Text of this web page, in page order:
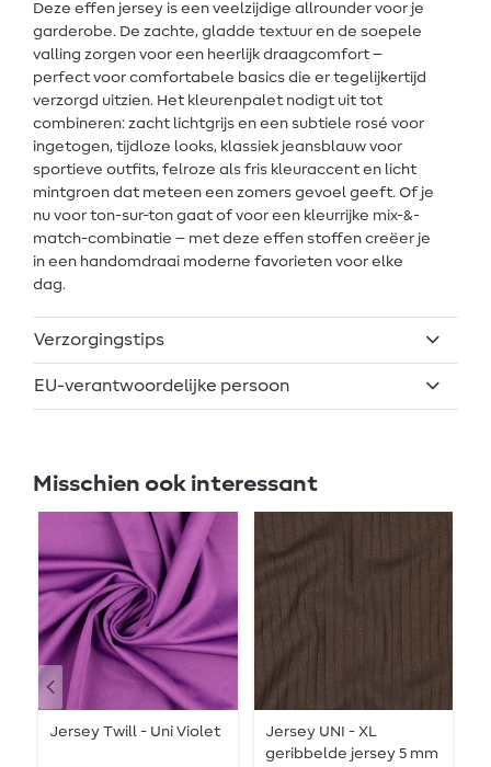
Deze effen jersey is een veelzijdige allrounder voor je
garderobe. De zachte, gladde textuur en de soepele
valling zorgen voor een heerlijk draagcomfort –
perfect voor comfortabele basics die er tegelijkertijd
verzorgd uitzien. Het kleurenpalet nodigt uit tot
combineren: zacht lichtgrijs en een subtiele rosé voor
ingetogen, tijdloze looks, klassiek jeansblauw voor
sportieve outfits, felroze als fris kleuraccent en licht
mintgroen dat meteen een zomers gevoel geeft. Of je
nu voor ton-sur-ton gaat of voor een kleurrijke mix-&-
match-combinatie – met deze effen stoffen creëer je
in een handomdraai moderne favorieten voor elke
dag.
Verzorgingstips
EU-verantwoordelijke persoon
Misschien ook interessant
Jersey Twill - Uni Violet
Jersey UNI - XL
geribbelde jersey 5 mm